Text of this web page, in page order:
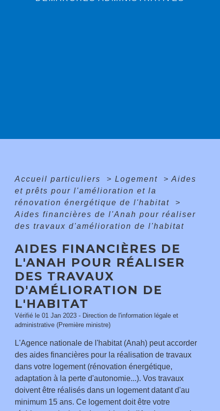
Accueil particuliers > Logement > Aides
et prêts pour l'amélioration et la
rénovation énergétique de l'habitat
>
Aides financières de l'Anah pour réaliser
des travaux d'amélioration de l'habitat
AIDES FINANCIÈRES DE
L'ANAH POUR RÉALISER
DES TRAVAUX
D'AMÉLIORATION DE
L'HABITAT
Vérifié le 01 Jan 2023 - Direction de l'information légale et
administrative (Première ministre)
L'Agence nationale de l'habitat (Anah) peut accorder
des aides financières pour la réalisation de travaux
dans votre logement (rénovation énergétique,
adaptation à la perte d'autonomie...). Vos travaux
doivent être réalisés dans un logement datant d'au
minimum 15 ans. Ce logement doit être votre